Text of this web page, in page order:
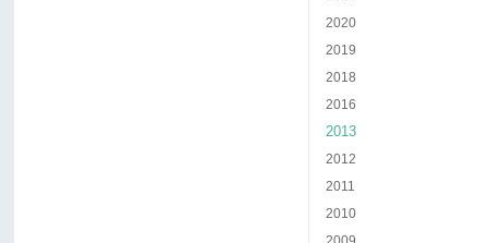
2020
2019
2018
2016
2013
2012
2011
2010